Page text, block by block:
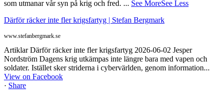
som utmanar vår syn på krig och fred. ... See MoreSee Less
Därför räcker inte fler krigsfartyg | Stefan Bergmark
www.stefanbergmark.se
Artiklar Därför räcker inte fler krigsfartyg 2026-06-02 Jesper
Nordström Dagens krig utkämpas inte längre bara med vapen och
soldater. Istället sker striderna i cybervärlden, genom information...
View on Facebook
· Share